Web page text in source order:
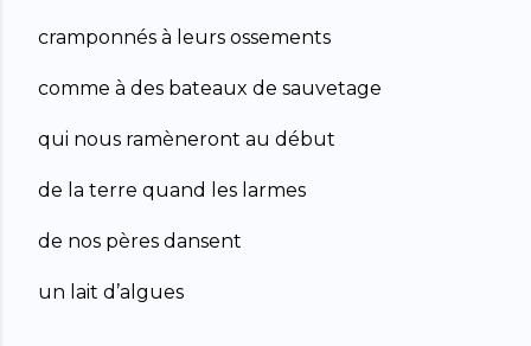
cramponnés à leurs ossements
comme à des bateaux de sauvetage
qui nous ramèneront au début
de la terre quand les larmes
de nos pères dansent
un lait d’algues